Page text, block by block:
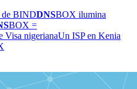
de BINDDNSBOX ilumina
BOX =
Visa nigerianaUn ISP en Kenia